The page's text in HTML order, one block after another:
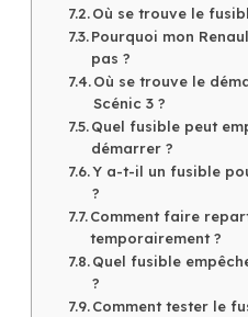
Où se trouve le
Pourquoi mon
pas ?
Où se trouve le
Scénic 3 ?
Quel fusible peut
démarrer ?
Y a-t-il un fusible
?
Comment faire
temporairement ?
Quel fusible
?
Comment tester le